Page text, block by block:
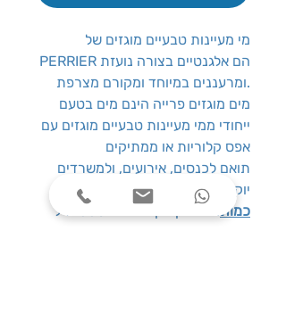
מי מעיינות טבעיים מוגזים של
PERRIER הם אלגנטיים בצורה נועזת
ומרעננים במיוחד ומקורם מצרפת.
מים מוגזים פרייה הינם מים בטעם
ייחודי ממי מעיינות טבעיים מוגזים עם
אפס קלוריות או ממתיקים
תואם לכנסים, אירועים, ולמשרדים
יוקרתיים
כמות: 24 בקבוקי זכוכית 330 מ''ל